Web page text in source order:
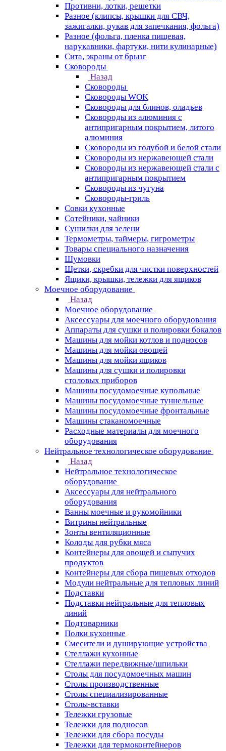
Противни, лотки, решетки
Разное (клипсы, крышки для СВЧ,
зажигалки, рукав для запечкания, фольга)
Разное (фольга, пленка пищевая,
нарукавники, фартуки, нити кулинарные)
Сита, экраны от брызг
Сковороды
Назад
Сковороды
Сковороды WOK
Сковороды для блинов, оладьев
Сковороды из алюминия с
антипригарным покрытием, литого
алюминия
Сковороды из голубой и белой стали
Сковороды из нержавеющей стали
Сковороды из нержавеющей стали с
антипригарным покрытием
Сковороды из чугуна
Сковороды-гриль
Совки кухонные
Сотейники, чайники
Сушилки для зелени
Термометры, таймеры, гигрометры
Товары специального назначения
Шумовки
Щетки, скребки для чистки поверхностей
Ящики, крышки, тележки для ящиков
Моечное оборудование
Назад
Моечное оборудование
Аксессуары для моечного оборудования
Аппараты для сушки и полировки бокалов
Машины для мойки котлов и подносов
Машины для мойки овощей
Машины для мойки ящиков
Машины для сушки и полировки
столовых приборов
Машины посудомоечные купольные
Машины посудомоечные туннельные
Машины посудомоечные фронтальные
Машины стаканомоечные
Расходные материалы для моечного
оборудования
Нейтральное технологическое оборудование
Назад
Нейтральное технологическое
оборудование
Аксессуары для нейтрального
оборудования
Ванны моечные и рукомойники
Витрины нейтральные
Зонты вентиляционные
Колоды для рубки мяса
Контейнеры для овощей и сыпучих
продуктов
Контейнеры для сбора пищевых отходов
Модули нейтральные для тепловых линий
Подставки
Подставки нейтральные для тепловых
линий
Подтоварники
Полки кухонные
Смесители и душирующие устройства
Стеллажи кухонные
Стеллажи передвижные/шпильки
Столы для посудомоечных машин
Столы производственные
Столы специализированные
Столы-вставки
Тележки грузовые
Тележки для подносов
Тележки для сбора посуды
Тележки для термоконтейнеров